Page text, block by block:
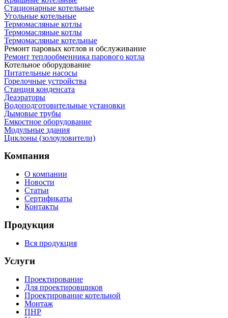
Стационарные котельные
Угольные котельные
Термомасляные котлы
Термомасляные котлы
Термомасляные котельные
Ремонт паровых котлов и обслуживание
Ремонт теплообменника парового котла
Котельное оборудование
Питательные насосы
Горелочные устройства
Станция конденсата
Деаэраторы
Водоподготовительные установки
Дымовые трубы
Емкостное оборудование
Mодульные здания
Циклоны (золоуловители)
Компания
О компании
Новости
Статьи
Сертификаты
Контакты
Продукция
Вся продукция
Услуги
Проектирование
Для проектировщиков
Проектирование котельной
Монтаж
ПНР